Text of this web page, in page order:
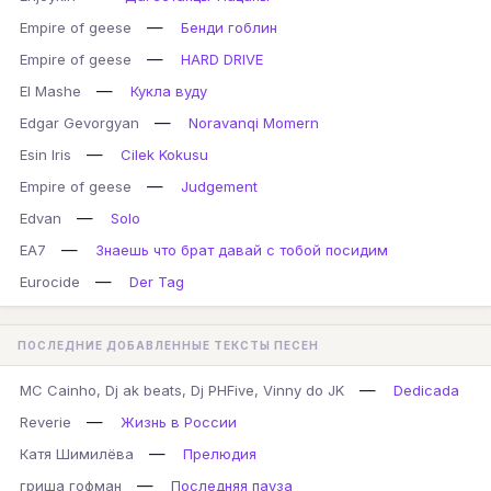
Empire of geese
—
Бенди гоблин
Empire of geese
—
HARD DRIVE
El Mashe
—
Кукла вуду
Edgar Gevorgyan
—
Noravanqi Momern
Esin Iris
—
Cilek Kokusu
Empire of geese
—
Judgement
Edvan
—
Solo
EA7
—
Знаешь что брат давай с тобой посидим
Eurocide
— Der Tag
ПОСЛЕДНИЕ ДОБАВЛЕННЫЕ ТЕКСТЫ ПЕСЕН
MC Cainho, Dj ak beats, Dj PHFive, Vinny do JK —
Dedicada
Reverie
—
Жизнь в России
Катя Шимилёва
—
Прелюдия
гриша гофман
— Последняя пауза